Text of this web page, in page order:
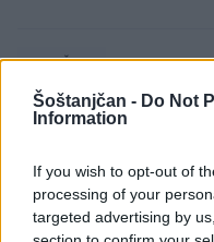
Šoštanjčan - Do Not
Information
If you wish to opt-out of
processing of your
targeted advertising by
DRUŽBA
SORODNE